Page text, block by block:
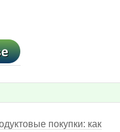
покупки: как